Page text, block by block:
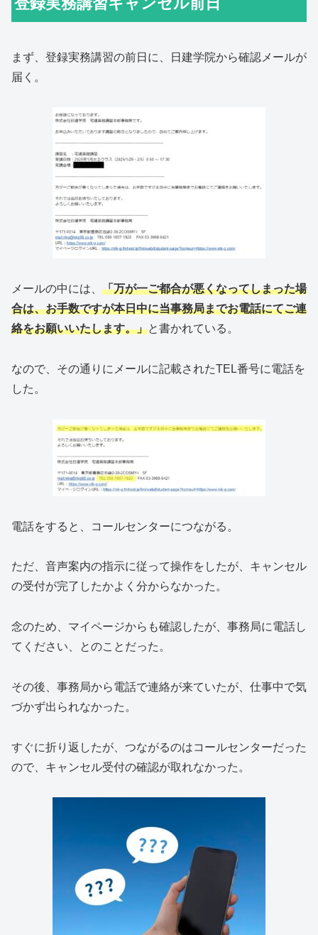
まず、登録実務講習の前日に、日建学院から確認メールが
届く。
メールの中には、 「万が一ご都合が悪くなってしまった場
合は、お手数ですが本日中に当事務局までお電話にてご連
絡をお願いいたします。」と書かれている。
なので、その通りにメールに記載されたTEL番号に電話を
した。
電話をすると、コールセンターにつながる。
ただ、音声案内の指示に従って操作をしたが、キャンセル
の受付が完了したかよく分からなかった。
念のため、マイページからも確認したが、事務局に電話し
てください、とのことだった。
その後、事務局から電話で連絡が来ていたが、仕事中で気
づかず出られなかった。
すぐに折り返したが、つながるのはコールセンターだった
ので、キャンセル受付の確認が取れなかった。